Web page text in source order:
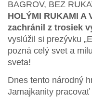
BAGROV, BEZ
HOLÝMI RUKAMI A
zachránil z trosiek
vyslúžil si prezývku
pozná celý svet a
sveta!
Dnes tento národný
Jamajkanity